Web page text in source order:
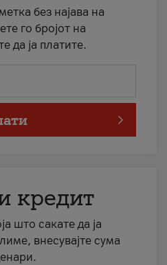
без најава на
го бројот на
да ја платите.
кредит
што сакате да ја
внесувајте сума